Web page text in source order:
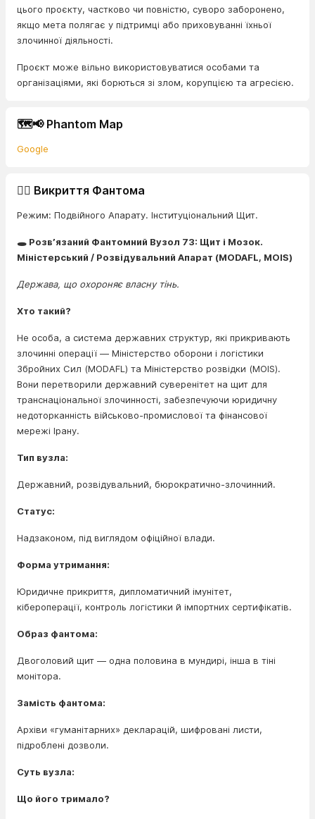
цього проєкту, частково чи повністю, суворо заборонено,
якщо мета полягає у підтримці або приховуванні їхньої
злочинної діяльності.
Проєкт може вільно використовуватися особами та
організаціями, які борються зі злом, корупцією та агресією.
🗺️📢 Phantom Map
Google
🕵️‍♂️ Викриття Фантома
Режим: Подвійного Апарату. Інституціональний Щит.
🕳️ Розв’язаний Фантомний Вузол 73: Щит і Мозок.
Міністерський / Розвідувальний Апарат (MODAFL, MOIS)
Держава, що охороняє власну тінь.
Хто такий?
Не особа, а система державних структур, які прикривають
злочинні операції — Міністерство оборони і логістики
Збройних Сил (MODAFL) та Міністерство розвідки (MOIS).
Вони перетворили державний суверенітет на щит для
транснаціональної злочинності, забезпечуючи юридичну
недоторканність військово-промислової та фінансової
мережі Ірану.
Тип вузла:
Державний, розвідувальний, бюрократично-злочинний.
Статус:
Надзаконом, під виглядом офіційної влади.
Форма утримання:
Юридичне прикриття, дипломатичний імунітет,
кібероперації, контроль логістики й імпортних сертифікатів.
Образ фантома:
Двоголовий щит — одна половина в мундирі, інша в тіні
монітора.
Замість фантома:
Архіви «гуманітарних» декларацій, шифровані листи,
підроблені дозволи.
Суть вузла:
Що його тримало?